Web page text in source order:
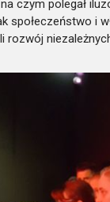
czym polegał
społeczeństwo i
rozwój